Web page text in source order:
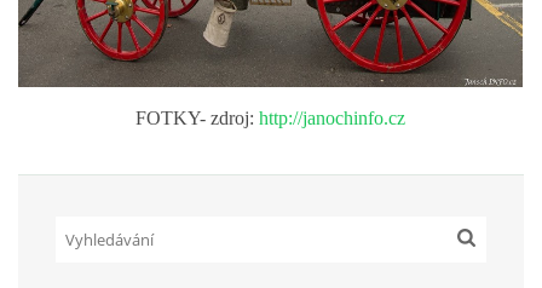
SH ČMS - SDH STŘÍŽOVICE
IČO: 49183516
datové schránky: d3twtd3
FOTKY- zdroj: http://janochinfo.cz